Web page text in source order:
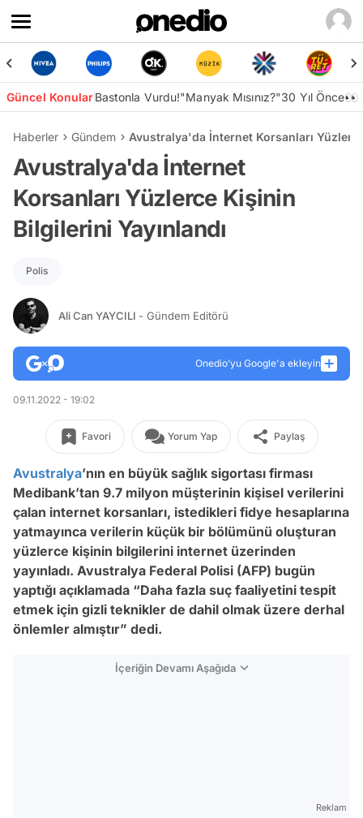
Güncel KonularBastonla Vurdu!"Manyak Mısınız?"30 Yıl Önce👀
Haberler Gündem Avustralya'da İnternet Korsanları
Avustralya'da İnternet
Korsanları Yüzlerce Kişinin
Bilgilerini Yayınlandı
Polis
Ali Can YAYCILI - Gündem Editörü
Onedio’yu Google'a ekleyin
09.11.2022 - 19:02
Favori Yorum Yap Paylaş
Avustralya’nın en büyük sağlık sigortası firması
Medibank’tan 9.7 milyon müşterinin kişisel verilerini
çalan internet korsanları, istedikleri fidye hesaplarına
yatmayınca verilerin küçük bir bölümünü oluşturan
yüzlerce kişinin bilgilerini internet üzerinden
yayınladı. Avustralya Federal Polisi (AFP) bugün
yaptığı açıklamada “Daha fazla suç faaliyetini tespit
etmek için gizli teknikler de dahil olmak üzere derhal
önlemler almıştır” dedi.
İçeriğin Devamı Aşağıda
Reklam